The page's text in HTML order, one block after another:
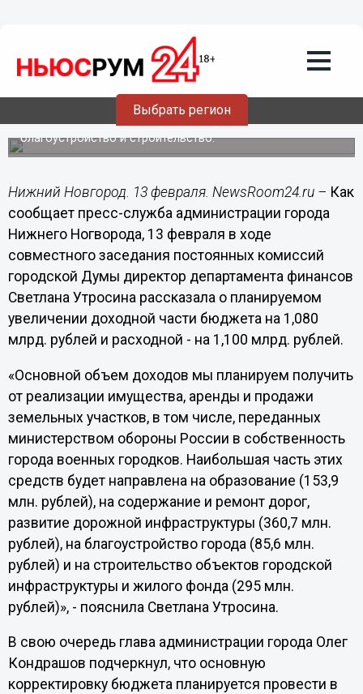
Выбрать регион
станет известно, сколько средств
будет выделено муниципалитету из
регионального бюджета, - Кондрашов
В 2014 году администрация города направит большую
часть средств на образование, ремонт дорог,
благоустройство и строительство.
Нижний Новгород. 13 февраля. NewsRoom24.ru – Как
сообщает пресс-служба администрации города
Нижнего Ногворода, 13 февраля в ходе
совместного заседания постоянных комиссий
городской Думы директор департамента финансов
Светлана Утросина рассказала о планируемом
увеличении доходной части бюджета на 1,080
млрд. рублей и расходной - на 1,100 млрд. рублей.
«Основной объем доходов мы планируем получить
от реализации имущества, аренды и продажи
земельных участков, в том числе, переданных
министерством обороны России в собственность
города военных городков. Наибольшая часть этих
средств будет направлена на образование (153,9
млн. рублей), на содержание и ремонт дорог,
развитие дорожной инфраструктуры (360,7 млн.
рублей), на благоустройство города (85,6 млн.
рублей) и на строительство объектов городской
инфраструктуры и жилого фонда (295 млн.
рублей)», - пояснила Светлана Утросина.
В свою очередь глава администрации города Олег
Кондрашов подчеркнул, что основную
корректировку бюджета планируется провести в